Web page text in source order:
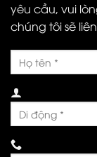
yêu cầu, vui
chúng tôi sẽ